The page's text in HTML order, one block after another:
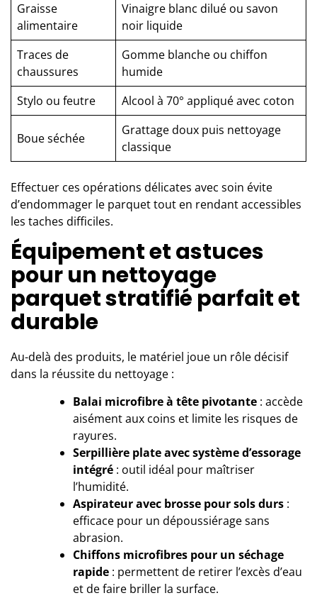
Graisse
alimentaire
Vinaigre blanc dilué ou savon
noir liquide
Traces de
chaussures
Gomme blanche ou chiffon
humide
Stylo ou feutre
Alcool à 70° appliqué avec coton
Boue séchée
Grattage doux puis nettoyage
classique
Effectuer ces opérations délicates avec soin évite
d’endommager le parquet tout en rendant accessibles
les taches difficiles.
Équipement et astuces
pour un nettoyage
parquet stratifié parfait et
durable
Au-delà des produits, le matériel joue un rôle décisif
dans la réussite du nettoyage :
Balai microfibre à tête pivotante : accède
aisément aux coins et limite les risques de
rayures.
Serpillière plate avec système d’essorage
intégré : outil idéal pour maîtriser
l’humidité.
Aspirateur avec brosse pour sols durs :
efficace pour un dépoussiérage sans
abrasion.
Chiffons microfibres pour un séchage
rapide : permettent de retirer l’excès d’eau
et de faire briller la surface.